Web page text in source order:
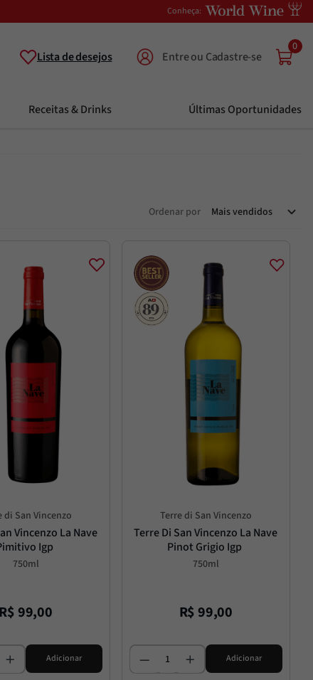
Conheça:
Lista de desejos
0
Receitas & Drinks Últimas Oportunidades
Ordenar por Mais vendidos
di San Vincenzo
Vincenzo La Nave
Igp
750ml
R$99,00
Adicionar
Terre di San Vincenzo
Terre Di San Vincenzo La Nave
Pinot Grigio Igp
750ml
R$99,00
Adicionar